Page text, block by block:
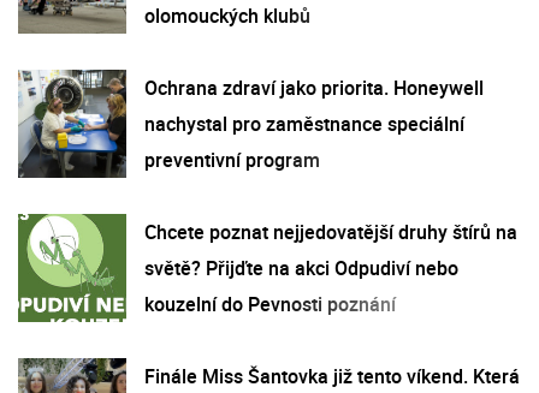
olomouckých klubů
Ochrana zdraví jako priorita. Honeywell
nachystal pro zaměstnance speciální
preventivní program
Chcete poznat nejjedovatější druhy štírů na
světě? Přijďte na akci Odpudiví nebo
kouzelní do Pevnosti poznání
Finále Miss Šantovka již tento víkend. Která